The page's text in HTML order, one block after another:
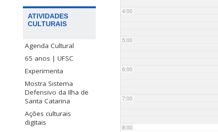
ATIVIDADES
CULTURAIS
Agenda Cultural
65 anos | UFSC
Experimenta
Mostra Sistema
Defensivo da Ilha de
Santa Catarina
Ações culturais
digitais
4:00
5:00
6:00
7:00
8:00